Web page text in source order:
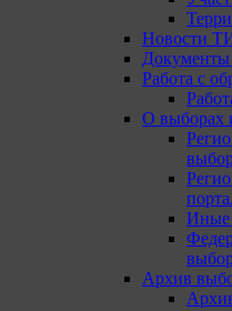
Новости
Документы
Работа с
О выборах
Иные
Архив